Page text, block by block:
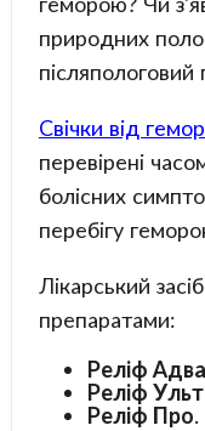
природних
післяпологовий
Свічки від
перевірені
болісних
перебігу
Лікарський
препаратами:
Реліф
Реліф
Реліф Про.